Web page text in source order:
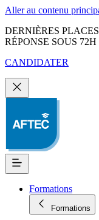
Aller au contenu
DERNIÈRES
RÉPONSE SOUS 72H
CANDIDATER
Formations
Formations